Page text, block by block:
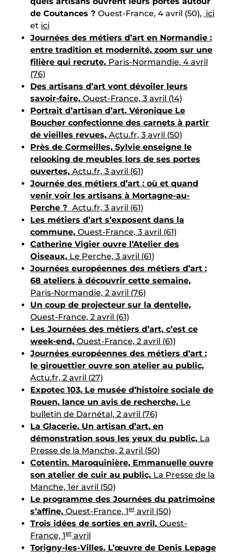
de Coutances ? Ouest-France, 4 avril (50), ici
et ici
Journées des métiers d’art en Normandie :
entre tradition et modernité, zoom sur une
filière qui recrute, Paris-Normandie, 4 avril
(76)
Des artisans d’art vont dévoiler leurs
savoir-faire, Ouest-France, 3 avril (14)
Portrait d’artisan d’art. Véronique Le
Boucher confectionne des carnets à partir
de vieilles revues, Actu.fr, 3 avril (50)
Près de Cormeilles, Sylvie enseigne le
relooking de meubles lors de ses portes
ouvertes, Actu.fr, 3 avril (61)
Journée des métiers d’art : où et quand
venir voir les artisans à Mortagne-au-
Perche ? Actu.fr, 3 avril (61)
Les métiers d’art s’exposent dans la
commune, Ouest-France, 3 avril (61)
Catherine Vigier ouvre l’Atelier des
Oiseaux, Le Perche, 3 avril (61)
Journées européennes des métiers d’art :
68 ateliers à découvrir cette semaine,
Paris-Normandie, 2 avril (76)
Un coup de projecteur sur la dentelle,
Ouest-France, 2 avril (61)
Les Journées des métiers d’art, c’est ce
week-end, Ouest-France, 2 avril (61)
Journées européennes des métiers d’art :
le girouettier ouvre son atelier au public,
Actu.fr, 2 avril (27)
Expotec 103, Le musée d’histoire sociale de
Rouen, lance un avis de recherche, Le
bulletin de Darnétal, 2 avril (76)
La Glacerie. Un artisan d’art, en
démonstration sous les yeux du public, La
Presse de la Manche, 2 avril (50)
Cotentin. Maroquinière, Emmanuelle ouvre
son atelier de cuir au public, La Presse de la
Manche, 1er avril (50)
Le programme des Journées du patrimoine
s’affine, Ouest-France, 1er avril (50)
Trois idées de sorties en avril, Ouest-
France, 1er avril
Torigny-les-Villes. L’œuvre de Denis Lepage